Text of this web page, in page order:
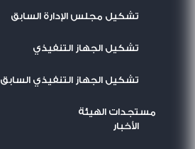
تشكيل مجلس الإدارة السابق
تشكيل الجهاز التنفيذي
تشكيل الجهاز التنفيذي السابق
مستجدات الهيئة
اﻷخبار